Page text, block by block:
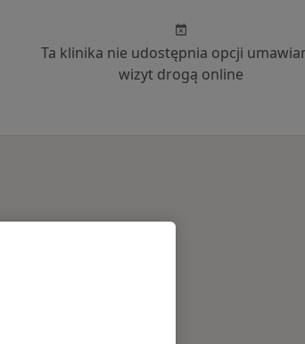
Ta klinika nie udostępnia opcji
wizyt drogą online